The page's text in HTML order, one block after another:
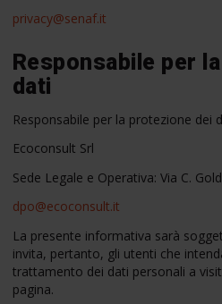
privacy@senaf.it
Responsabile per
dati
Responsabile per la protezione dei
Ecoconsult Srl
Sede Legale e Operativa: Via C.
dpo@ecoconsult.it
La presente informativa sarà
invita, pertanto, gli utenti che
trattamento dei dati personali a
pagina.